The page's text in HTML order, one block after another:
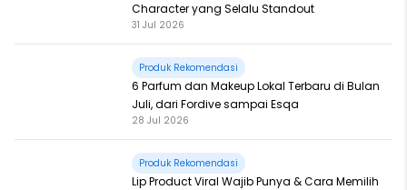
Character yang Selalu Standout
31 Jul 2026
Produk Rekomendasi
6 Parfum dan Makeup Lokal Terbaru di Bulan
Juli, dari Fordive sampai Esqa
28 Jul 2026
Produk Rekomendasi
Lip Product Viral Wajib Punya & Cara Memilih